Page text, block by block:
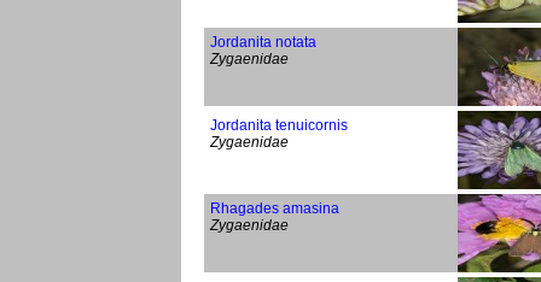
Jordanita notata
Zygaenidae
Jordanita tenuicornis
Zygaenidae
Rhagades amasina
Zygaenidae